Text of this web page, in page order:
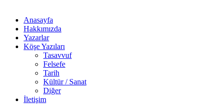
Anasayfa
Hakkımızda
Yazarlar
Köşe Yazıları
Tasavvuf
Felsefe
Tarih
Kültür / Sanat
Diğer
İletişim